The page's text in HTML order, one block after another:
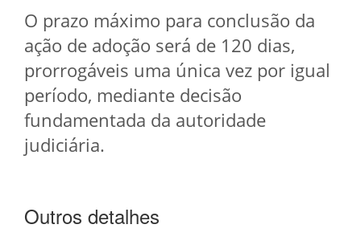
O prazo máximo para conclusão da
ação de adoção será de 120 dias,
prorrogáveis uma única vez por igual
período, mediante decisão
fundamentada da autoridade
judiciária.
Outros detalhes